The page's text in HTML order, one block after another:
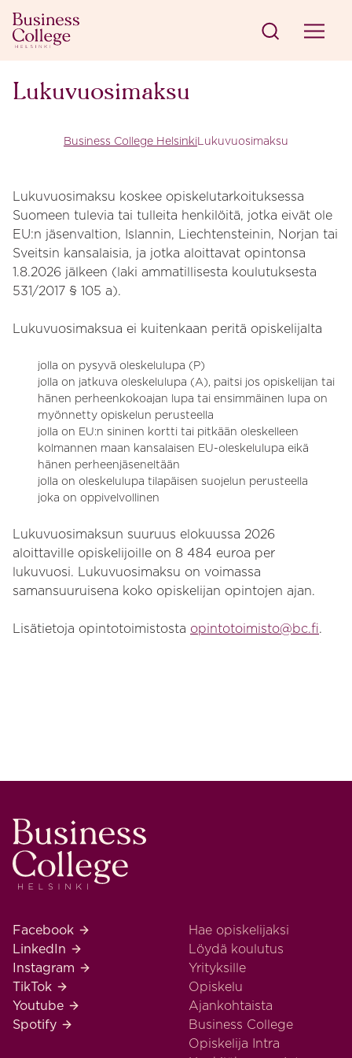
Siirry sisältöön
Business College Helsinki
Lukuvuosimaksu
Business College HelsinkiLukuvuosimaksu
Lukuvuosimaksu koskee opiskelutarkoituksessa
Suomeen tulevia tai tulleita henkilöitä, jotka eivät ole
EU:n jäsenvaltion, Islannin, Liechtensteinin, Norjan tai
Sveitsin kansalaisia, ja jotka aloittavat opintonsa
1.8.2026 jälkeen (laki ammatillisesta koulutuksesta
531/2017 § 105 a).
Lukuvuosimaksua ei kuitenkaan peritä opiskelijalta
jolla on pysyvä oleskelulupa (P)
jolla on jatkuva oleskelulupa (A), paitsi jos opiskelijan tai
hänen perheenkokoajan lupa tai ensimmäinen lupa on
myönnetty opiskelun perusteella
jolla on EU:n sininen kortti tai pitkään oleskelleen
kolmannen maan kansalaisen EU-oleskelulupa eikä
hänen perheenjäseneltään
jolla on oleskelulupa tilapäisen suojelun perusteella
joka on oppivelvollinen
Lukuvuosimaksun suuruus elokuussa 2026
aloittaville opiskelijoille on 8 484 euroa per
lukuvuosi. Lukuvuosimaksu on voimassa
samansuuruisena koko opiskelijan opintojen ajan.
Lisätietoja opintotoimistosta opintotoimisto@bc.fi.
Business College Helsinki
Business College Helsinki Facebook
Facebook
Business College Helsinki LinkedIn
LinkedIn
Business College Helsinki Instagram
Instagram
Business College Helsinki TikTok
TikTok
Business College Helsinki Youtube
Youtube
Business College Helsinki Spotify
Spotify
Hae opiskelijaksi
Löydä koulutus
Yrityksille
Opiskelu
Ajankohtaista
Business College
Opiskelija Intra